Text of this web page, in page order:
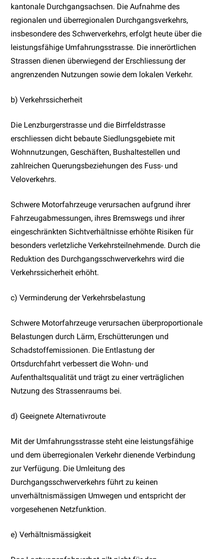
kantonale Durchgangsachsen. Die Aufnahme des
regionalen und überregionalen Durchgangsverkehrs,
insbesondere des Schwerverkehrs, erfolgt heute über die
leistungsfähige Umfahrungsstrasse. Die innerörtlichen
Strassen dienen überwiegend der Erschliessung der
angrenzenden Nutzungen sowie dem lokalen Verkehr.
b) Verkehrssicherheit
Die Lenzburgerstrasse und die Birrfeldstrasse
erschliessen dicht bebaute Siedlungsgebiete mit
Wohnnutzungen, Geschäften, Bushaltestellen und
zahlreichen Querungsbeziehungen des Fuss- und
Veloverkehrs.
Schwere Motorfahrzeuge verursachen aufgrund ihrer
Fahrzeugabmessungen, ihres Bremswegs und ihrer
eingeschränkten Sichtverhältnisse erhöhte Risiken für
besonders verletzliche Verkehrsteilnehmende. Durch die
Reduktion des Durchgangsschwerverkehrs wird die
Verkehrssicherheit erhöht.
c) Verminderung der Verkehrsbelastung
Schwere Motorfahrzeuge verursachen überproportionale
Belastungen durch Lärm, Erschütterungen und
Schadstoffemissionen. Die Entlastung der
Ortsdurchfahrt verbessert die Wohn- und
Aufenthaltsqualität und trägt zu einer verträglichen
Nutzung des Strassenraums bei.
d) Geeignete Alternativroute
Mit der Umfahrungsstrasse steht eine leistungsfähige
und dem überregionalen Verkehr dienende Verbindung
zur Verfügung. Die Umleitung des
Durchgangsschwerverkehrs führt zu keinen
unverhältnismässigen Umwegen und entspricht der
vorgesehenen Netzfunktion.
e) Verhältnismässigkeit